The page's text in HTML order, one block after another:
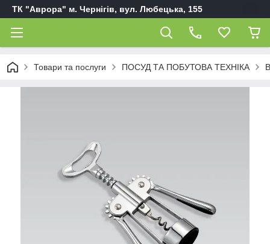
ТК "Аврора" м. Чернігів, вул. Любецька, 155
Товари та послуги ПОСУД ТА ПОБУТОВА ТЕХНІКА